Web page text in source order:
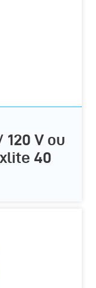
V ou
40